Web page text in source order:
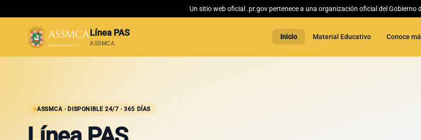
Un sitio web oficial .pr.gov pertenece a una organización oficial del Gobierno
Línea PAS
ASSMCA
Inicio Material Educativo Conoce
ASSMCA · DISPONIBLE 24/7 · 365 DÍAS